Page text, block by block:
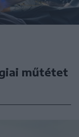
műtétet